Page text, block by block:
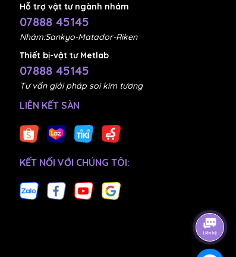
Hỗ trợ vật tư ngành nhám
07888 45145
Nhám:Sankyo-Matador-Riken
Thiết bị-vật tư Metlab
07888 45145
Tư vấn giải pháp soi kim tương
LIÊN KẾT SÀN
KẾT NỐI VỚI CHÚNG TÔI: